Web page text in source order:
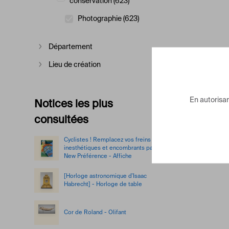
Afficher plus
Photographie (623)
Afficher plus
Département
Afficher plus
Lieu de création
Notices les plus
consultées
Cyclistes ! Remplacez vos freins
inesthétiques et encombrants par le
New Préférence - Affiche
[Horloge astronomique d'Isaac
Habrecht] - Horloge de table
Cor de Roland - Olifant
En